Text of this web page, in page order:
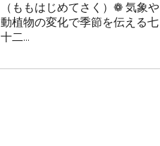
（ももはじめてさく）❁ 気象や
動植物の変化で季節を伝える七
十二...